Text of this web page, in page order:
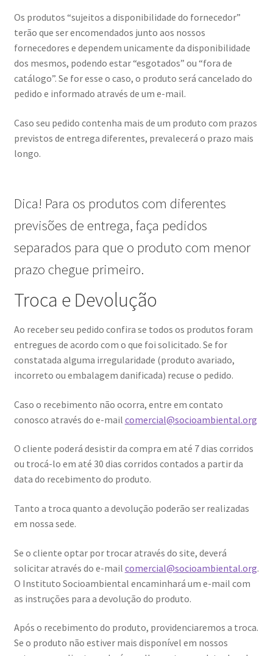
Os produtos “sujeitos a disponibilidade do fornecedor”
terão que ser encomendados junto aos nossos
fornecedores e dependem unicamente da disponibilidade
dos mesmos, podendo estar “esgotados” ou “fora de
catálogo”. Se for esse o caso, o produto será cancelado do
pedido e informado através de um e-mail.
Caso seu pedido contenha mais de um produto com prazos
previstos de entrega diferentes, prevalecerá o prazo mais
longo.
Dica! Para os produtos com diferentes
previsões de entrega, faça pedidos
separados para que o produto com menor
prazo chegue primeiro.
Troca e Devolução
Ao receber seu pedido confira se todos os produtos foram
entregues de acordo com o que foi solicitado. Se for
constatada alguma irregularidade (produto avariado,
incorreto ou embalagem danificada) recuse o pedido.
Caso o recebimento não ocorra, entre em contato
conosco através do e-mail comercial@socioambiental.org
O cliente poderá desistir da compra em até 7 dias corridos
ou trocá-lo em até 30 dias corridos contados a partir da
data do recebimento do produto.
Tanto a troca quanto a devolução poderão ser realizadas
em nossa sede.
Se o cliente optar por trocar através do site, deverá
solicitar através do e-mail comercial@socioambiental.org.
O Instituto Socioambiental encaminhará um e-mail com
as instruções para a devolução do produto.
Após o recebimento do produto, providenciaremos a troca.
Se o produto não estiver mais disponível em nossos